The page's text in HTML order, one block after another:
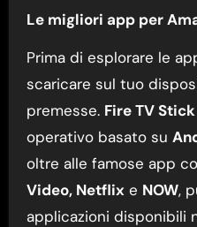
Le migliori app per
Prima di esplorare le
scaricare sul tuo
premesse. Fire TV Stick
operativo basato su
oltre alle famose app
Video, Netflix e NOW,
applicazioni disponibili